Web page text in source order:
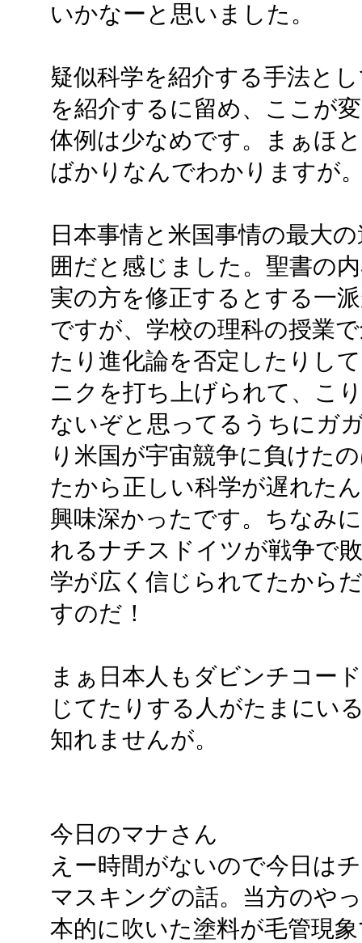
いかなーと思いました。
疑似科学を紹介する手法と
を紹介するに留め、ここが
体例は少なめです。まぁほ
ばかりなんでわかりますが
日本事情と米国事情の最大
囲だと感じました。聖書の
実の方を修正するとする一
ですが、学校の理科の授業
たり進化論を否定したりし
ニクを打ち上げられて、こ
ないぞと思ってるうちにガ
り米国が宇宙競争に負けた
たから正しい科学が遅れた
興味深かったです。ちなみ
れるナチスドイツが戦争で
学が広く信じられてたから
すのだ！
まぁ日本人もダビンチコー
じてたりする人がたまにい
知れませんが。
今日のマナさん
えー時間がないので今日は
マスキングの話。当方のや
本的に吹いた塗料が毛管現